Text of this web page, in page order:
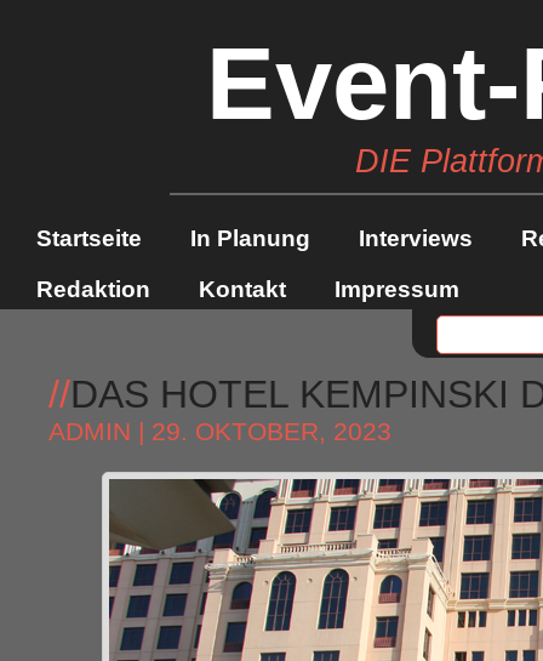
DIE
Startseite In Planung Interviews
Redaktion
Kontakt Impressum
//DAS HOTEL KEMPINSKI
ADMIN | 29. OKTOBER, 2023